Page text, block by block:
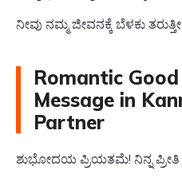
ನೀವು ನಮ್ಮ ಜೀವನಕ್ಕೆ ಬೆಳಕು
Romantic
Message in
Partner
ಶುಭೋದಯ ಪ್ರಿಯತಮೆ! ನಿನ್ನ ಪ್ರೀತಿ